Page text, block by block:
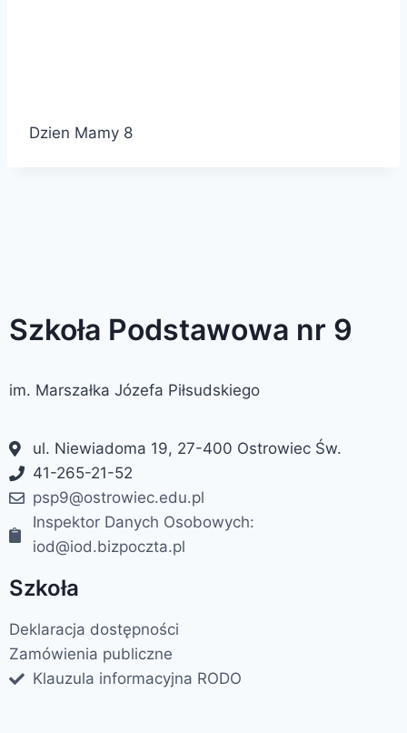
Dzien Mamy 8
Szkoła Podstawowa nr 9
im. Marszałka Józefa Piłsudskiego
ul. Niewiadoma 19, 27-400 Ostrowiec Św.
41-265-21-52
psp9@ostrowiec.edu.pl
Inspektor Danych Osobowych:
iod@iod.bizpoczta.pl
Szkoła
Deklaracja dostępności
Zamówienia publiczne
Klauzula informacyjna RODO